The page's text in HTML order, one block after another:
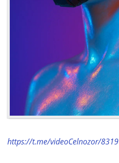
https://t.me/videoCelnozor/8319